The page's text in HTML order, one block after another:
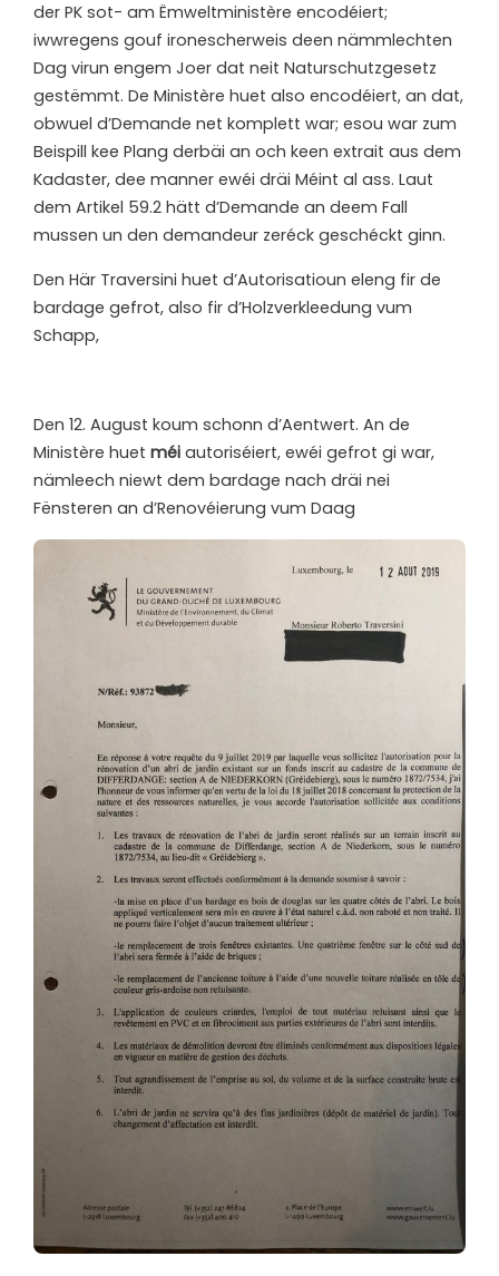
der PK sot- am Ëmweltministère encodéiert;
iwwregens gouf ironescherweis deen nämmlechten
Dag virun engem Joer dat neit Naturschutzgesetz
gestëmmt. De Ministère huet also encodéiert, an dat,
obwuel d’Demande net komplett war; esou war zum
Beispill kee Plang derbäi an och keen extrait aus dem
Kadaster, dee manner ewéi dräi Méint al ass. Laut
dem Artikel 59.2 hätt d’Demande an deem Fall
mussen un den demandeur zeréck geschéckt ginn.
Den Här Traversini huet d’Autorisatioun eleng fir de
bardage gefrot, also fir d’Holzverkleedung vum
Schapp,
Den 12. August koum schonn d’Aentwert. An de
Ministère huet méi autoriséiert, ewéi gefrot gi war,
nämleech niewt dem bardage nach dräi nei
Fënsteren an d’Renovéierung vum Daag